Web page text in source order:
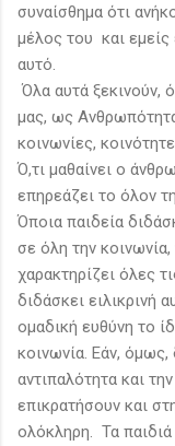
συναίσθημα ότι
μέλος του και
αυτό.
Όλα αυτά ξεκινούν,
μας, ως
κοινωνίες,
Ό,τι μαθαίνει ο
επηρεάζει το όλον
Όποια παιδεία
σε όλη την
χαρακτηρίζει όλες
διδάσκει ειλικρινή
ομαδική ευθύνη το
κοινωνία. Εάν, όμως,
αντιπαλότητα και
επικρατήσουν και
ολόκληρη. Τα